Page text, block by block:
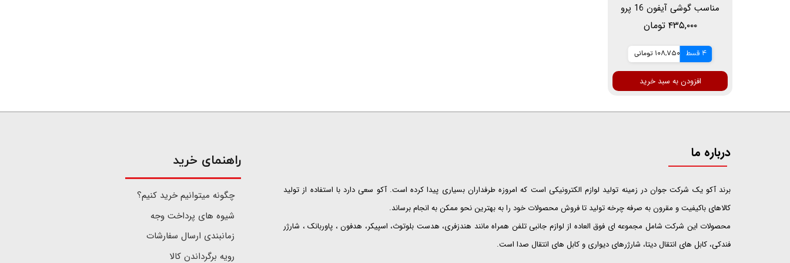
مناسب گوشی آیفون 16 پرو
مکس
۴۳۵,۰۰۰ تومان
4 قسط 108,750 تومانی
افزودن به سبد خرید
درباره ما
​​​​​​​برند آکو یک شرکت جوان در زمینه تولید لوازم الکترونیکی است که امروزه طرفداران بسیاری پیدا کرده است. آکو سعی دارد با استفاده از تولید
کالاهای باکیفیت و مقرون به صرفه چرخه تولید تا فروش محصولات خود را به بهترین نحو ممکن به انجام برساند.
محصولات این شرکت شامل مجموعه ای فوق العاده از لوازم جانبی تلفن همراه مانند هندزفری، هدست بلوتوث، اسپیکر، هدفون ، پاوربانک ، شارژر
فندکی، کابل های انتقال دیتا، شارژرهای دیواری و کابل های انتقال صدا است.
​راهنمای خرید
چگونه میتوانیم خرید کنیم؟
شیوه های پرداخت وجه
زمانبندی ارسال سفارشات
رویه برگرداندن کالا